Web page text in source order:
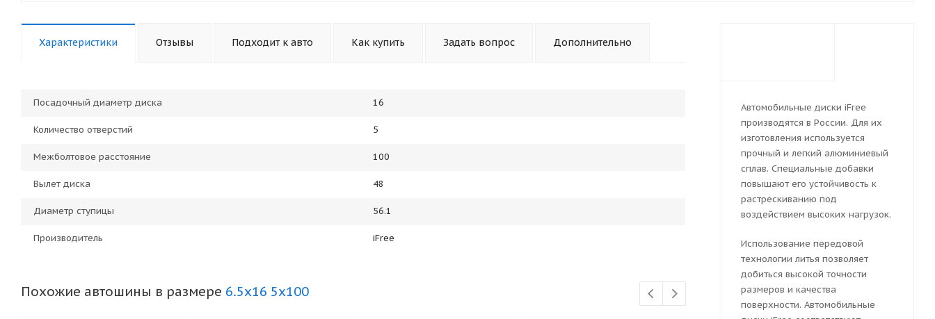
Характеристики Отзывы Подходит к авто Как купить Задать вопрос Дополнительно
Посадочный диаметр диска 16
Количество отверстий 5
Межболтовое расстояние 100
Вылет диска 48
Диаметр ступицы 56.1
Производитель iFree
Похожие автошины в размере 6.5x16 5x100
Автомобильные диски iFree
производятся в России. Для их
изготовления используется
прочный и легкий алюминиевый
сплав. Специальные добавки
повышают его устойчивость к
растрескиванию под
воздействием высоких нагрузок.
Использование передовой
технологии литья позволяет
добиться высокой точности
размеров и качества
поверхности. Автомобильные